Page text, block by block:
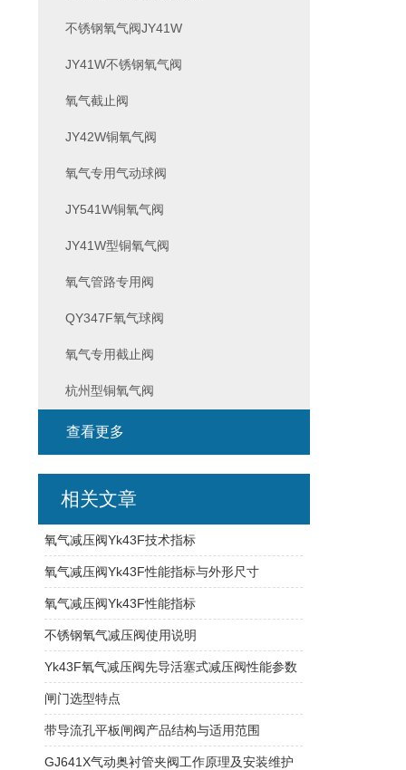
不锈钢氧气阀JY41W
JY41W不锈钢氧气阀
氧气截止阀
JY42W铜氧气阀
氧气专用气动球阀
JY541W铜氧气阀
JY41W型铜氧气阀
氧气管路专用阀
QY347F氧气球阀
氧气专用截止阀
杭州型铜氧气阀
查看更多
相关文章
氧气减压阀Yk43F技术指标
氧气减压阀Yk43F性能指标与外形尺寸
氧气减压阀Yk43F性能指标
不锈钢氧气减压阀使用说明
Yk43F氧气减压阀先导活塞式减压阀性能参数
闸门选型特点
带导流孔平板闸阀产品结构与适用范围
GJ641X气动奥衬管夹阀工作原理及安装维护